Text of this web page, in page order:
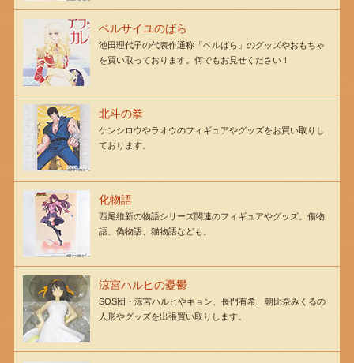
ベルサイユのばら
池田理代子の代表作通称「ベルばら」のグッズやおもちゃ
を買い取っております。何でもお見せください！
北斗の拳
ケンシロウやラオウのフィギュアやグッズをお買い取りし
ております。
化物語
西尾維新の物語シリーズ関連のフィギュアやグッズ。傷物
語、偽物語、猫物語なども。
涼宮ハルヒの憂鬱
SOS団・涼宮ハルヒやキョン、長門有希、朝比奈みくるの
人形やグッズを出張買い取りします。